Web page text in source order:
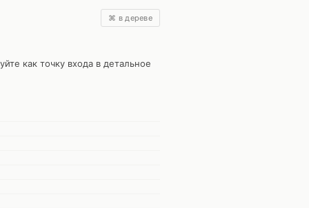
⌘ в дереве
как точку входа в детальное